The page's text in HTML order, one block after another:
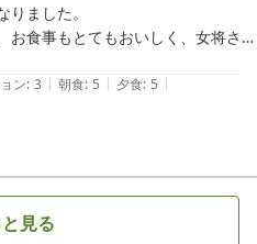
ました。
お食事もとてもおいしく、女将さ
さいました。
ませんが、それもまた趣があって
ました。ありがとうございました。
ン: 3 | 朝食: 5 | 夕食: 5 |
見る